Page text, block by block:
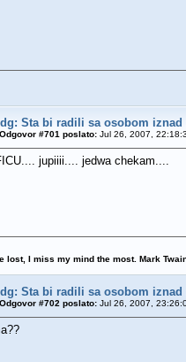
Sta bi radili sa osobom iznad
Odgovor #701 poslato:Jul 26, 2007,
jupiiii.... jedwa chekam....
lost, I miss my mind the most. Mark
Sta bi radili sa osobom iznad
Odgovor #702 poslato:Jul 26, 2007,